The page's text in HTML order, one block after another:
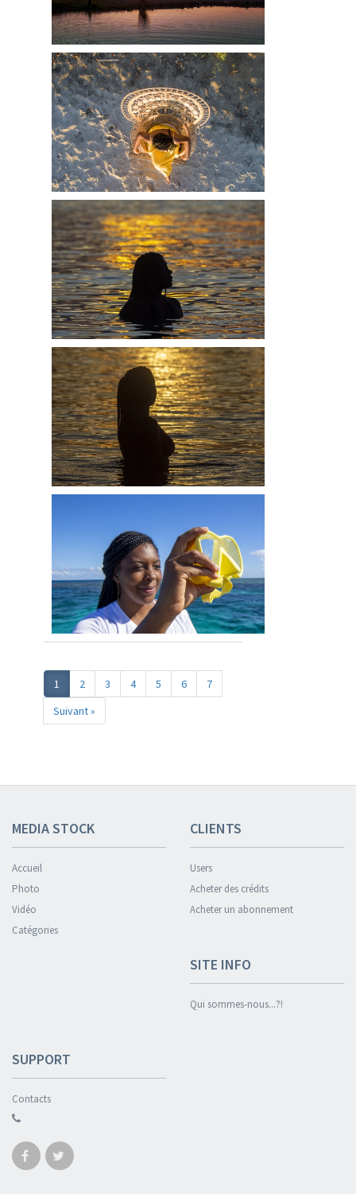
1 2 3 4 5 6
7
Suivant »
MEDIA STOCK
Accueil
Photo
Vidéo
Catégories
CLIENTS
Users
Acheter des crédits
Acheter un abonnement
SITE INFO
Qui sommes-nous...?!
SUPPORT
Contacts